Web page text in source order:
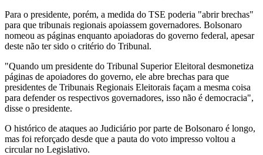
Para o presidente, porém, a medida do TSE poderia "abrir brechas"
para que tribunais regionais apoiassem governadores. Bolsonaro
nomeou as páginas enquanto apoiadoras do governo federal, apesar
deste não ter sido o critério do Tribunal.
"Quando um presidente do Tribunal Superior Eleitoral desmonetiza
páginas de apoiadores do governo, ele abre brechas para que
presidentes de Tribunais Regionais Eleitorais façam a mesma coisa
para defender os respectivos governadores, isso não é democracia",
disse o presidente.
O histórico de ataques ao Judiciário por parte de Bolsonaro é longo,
mas foi reforçado desde que a pauta do voto impresso voltou a
circular no Legislativo.